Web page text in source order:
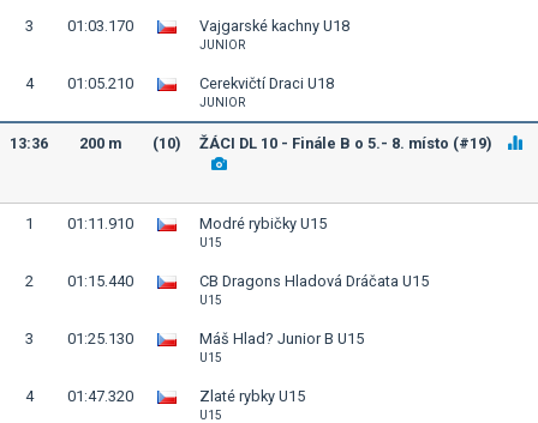
3 01:03.170 Vajgarské kachny U18
JUNIOR
4 01:05.210 Cerekvičtí Draci U18
JUNIOR
13:36 200 m (10) ŽÁCI DL 10 - Finále B o 5.- 8. místo (#19)
1 01:11.910 Modré rybičky U15
U15
2 01:15.440 CB Dragons Hladová Dráčata U15
U15
3 01:25.130 Máš Hlad? Junior B U15
U15
4 01:47.320 Zlaté rybky U15
U15